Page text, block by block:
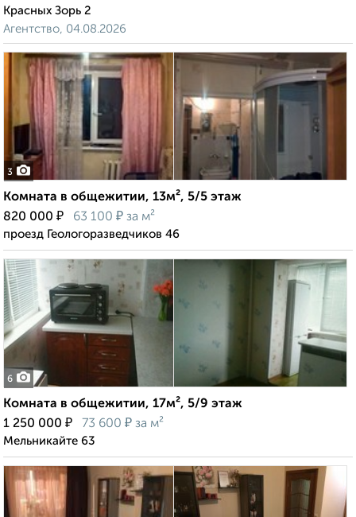
Красных Зорь 2
Агентство, 04.08.2026
3
Комната в общежитии, 13м², 5/5 этаж
820 000 ₽ 63 100 ₽ за м²
проезд Геологоразведчиков 46
6
Комната в общежитии, 17м², 5/9 этаж
1 250 000 ₽ 73 600 ₽ за м²
Мельникайте 63